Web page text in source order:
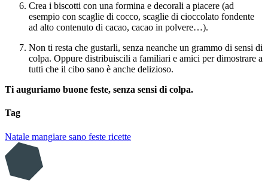
Crea i biscotti con una formina e decorali a piacere (ad
esempio con scaglie di cocco, scaglie di cioccolato fondente
ad alto contenuto di cacao, cacao in polvere…).
Non ti resta che gustarli, senza neanche un grammo di sensi di
colpa. Oppure distribuiscili a familiari e amici per dimostrare a
tutti che il cibo sano è anche delizioso.
Ti auguriamo buone feste, senza sensi di colpa.
Tag
Natale mangiare sano feste ricette